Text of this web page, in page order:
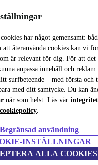
har något gemensamt:
att återanvända cookies kan vi
är relevant för dig. För att det
anpassa innehåll och reklam
surfbeteende – med första och
med ditt samtycke. Du kan
när som helst. Läs vår
.
Begränsad användning
INSTÄLLNINGAR
ALLA COOKIES
och enkelt
Bärbara datorer
MacBooks och laptops -
Tillbehör för datorer Möss